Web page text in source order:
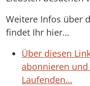
Weitere Infos über
findet Ihr hier…
Über diesen
abonnieren
Laufenden…